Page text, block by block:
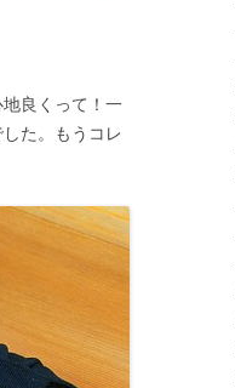
良くって！一
た。もうコレ